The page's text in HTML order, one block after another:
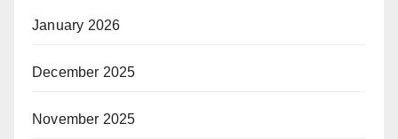
January 2026
December 2025
November 2025